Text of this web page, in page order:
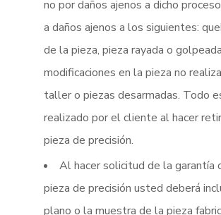
no por daños ajenos a dicho
a daños ajenos a los siguientes:
de la pieza, pieza rayada o
modificaciones en la pieza no
taller o piezas desarmadas. Todo
realizado por el cliente al hacer
pieza de precisión.
Al hacer solicitud de la garantía
pieza de precisión usted deberá
plano o la muestra de la pieza